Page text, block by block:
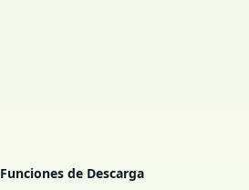
Funciones de Descarga